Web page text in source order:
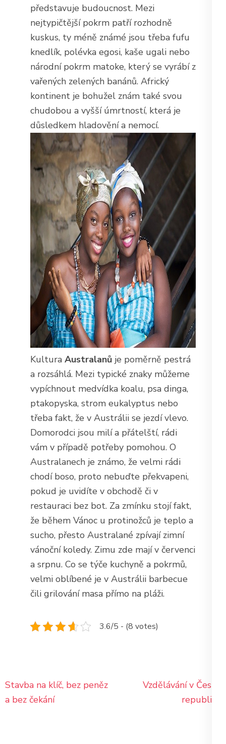
představuje budoucnost. Mezi
nejtypičtější pokrm patří rozhodně
kuskus, ty méně známé jsou třeba fufu
knedlík, polévka egosi, kaše ugali nebo
národní pokrm matoke, který se vyrábí z
vařených zelených banánů. Africký
kontinent je bohužel znám také svou
chudobou a vyšší úmrtností, která je
důsledkem hladovění a nemocí.
Kultura Australanů je poměrně pestrá
a rozsáhlá. Mezi typické znaky můžeme
vypíchnout medvídka koalu, psa dinga,
ptakopyska, strom eukalyptus nebo
třeba fakt, že v Austrálii se jezdí vlevo.
Domorodci jsou milí a přátelští, rádi
vám v případě potřeby pomohou. O
Australanech je známo, že velmi rádi
chodí boso, proto nebuďte překvapeni,
pokud je uvidíte v obchodě či v
restauraci bez bot. Za zmínku stojí fakt,
že během Vánoc u protinožců je teplo a
sucho, přesto Australané zpívají zimní
vánoční koledy. Zimu zde mají v červenci
a srpnu. Co se týče kuchyně a pokrmů,
velmi oblíbené je v Austrálii barbecue
čili grilování masa přímo na pláži.
3.6/5 - (8 votes)
Navigace
pro
Stavba na klíč, bez peněz
a bez čekání
Vzdělávání v České
republice